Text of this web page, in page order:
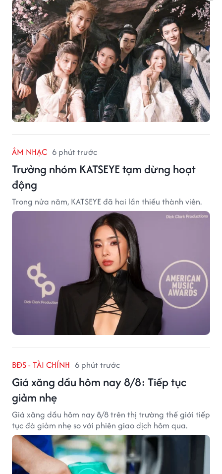
ÂM NHẠC 6 phút trước
Trưởng nhóm KATSEYE tạm dừng hoạt
động
Trong nửa năm, KATSEYE đã hai lần thiếu thành viên.
BĐS - TÀI CHÍNH 6 phút trước
Giá xăng dầu hôm nay 8/8: Tiếp tục
giảm nhẹ
Giá xăng dầu hôm nay 8/8 trên thị trường thế giới tiếp
tục đà giảm nhẹ so với phiên giao dịch hôm qua.